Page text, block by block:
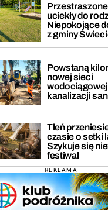
uciekły do
Niepokojące
z gminy
Powstaną
nowej sieci
wodociągowej
kanalizacji
Tleń
czasie o setki
Szykuje się
festiwal
REKLAMA